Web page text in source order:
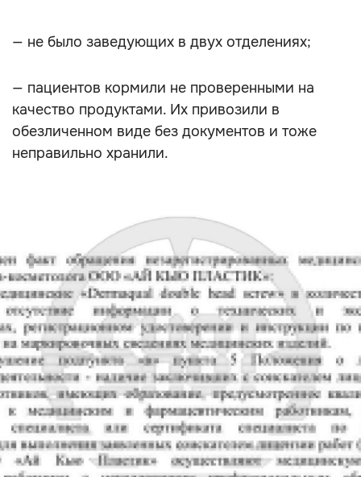
— не было заведующих в двух отделениях;
— пациентов кормили не проверенными на
качество продуктами. Их привозили в
обезличенном виде без документов и тоже
неправильно хранили.